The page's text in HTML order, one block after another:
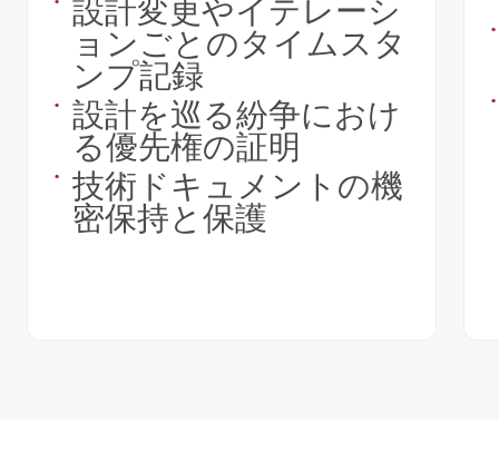
設計変更やイテレーシ
ョンごとのタイムスタ
ンプ記録
•
設計を巡る紛争におけ
る優先権の証明
•
技術ドキュメントの機
密保持と保護
•
•